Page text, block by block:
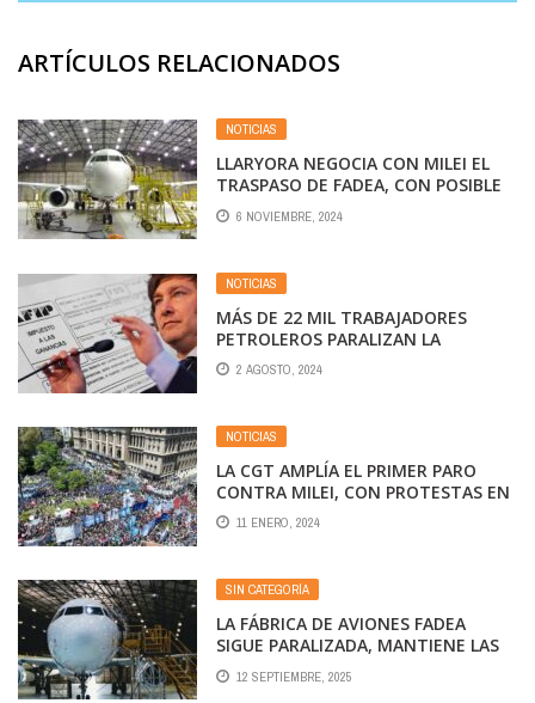
ARTÍCULOS RELACIONADOS
NOTICIAS
LLARYORA NEGOCIA CON MILEI EL
TRASPASO DE FADEA, CON POSIBLE
MANAGEMENT PRIVADO
6 NOVIEMBRE, 2024
NOTICIAS
MÁS DE 22 MIL TRABAJADORES
PETROLEROS PARALIZAN LA
REFINACIÓN Y DISTRIBUCIÓN DE
COMBUSTIBLES EN PROTESTA
GANANCIAS
2 AGOSTO, 2024
NOTICIAS
LA CGT AMPLÍA EL PRIMER PARO
CONTRA MILEI, CON PROTESTAS EN
TODO EL PAÍS
11 ENERO, 2024
SIN CATEGORÍA
LA FÁBRICA DE AVIONES FADEA
SIGUE PARALIZADA, MANTIENE LAS
SUSPENSIONES Y CADA VEZ CORREN
MÁS PELIGRO LOS 800 EMPLEOS
12 SEPTIEMBRE, 2025